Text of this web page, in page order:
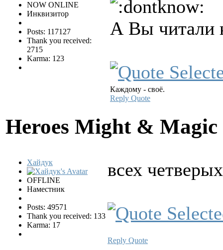
NOW ONLINE
Инквизитор
Posts: 117127
Thank you received:
2715
Karma: 123
А Вы читали
Каждому - своё.
Reply Quote
Heroes Might &
Хайдук
OFFLINE
Наместник
Posts: 49571
Thank you received: 133
Karma: 17
всех
Reply Quote